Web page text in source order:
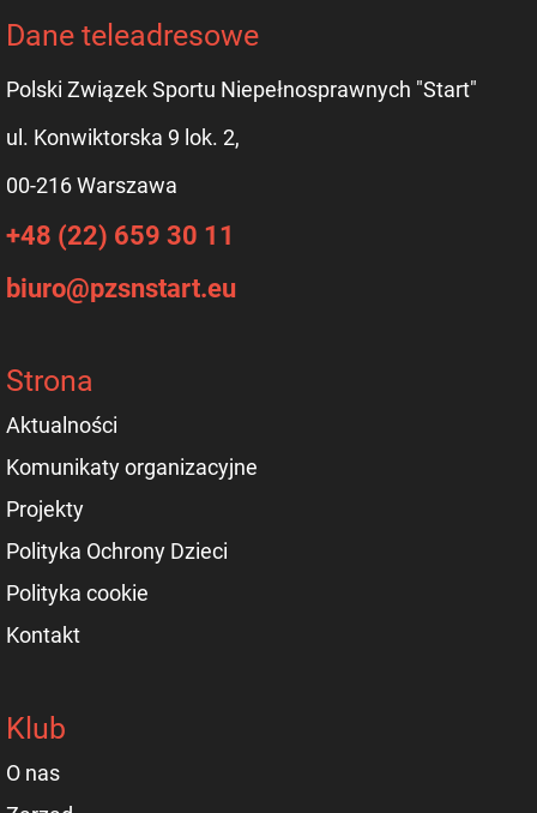
Dane teleadresowe
Polski Związek Sportu Niepełnosprawnych "Start"
ul. Konwiktorska 9 lok. 2,
00-216 Warszawa
+48 (22) 659 30 11
biuro@pzsnstart.eu
Strona
Aktualności
Komunikaty organizacyjne
Projekty
Polityka Ochrony Dzieci
Polityka cookie
Kontakt
Klub
O nas